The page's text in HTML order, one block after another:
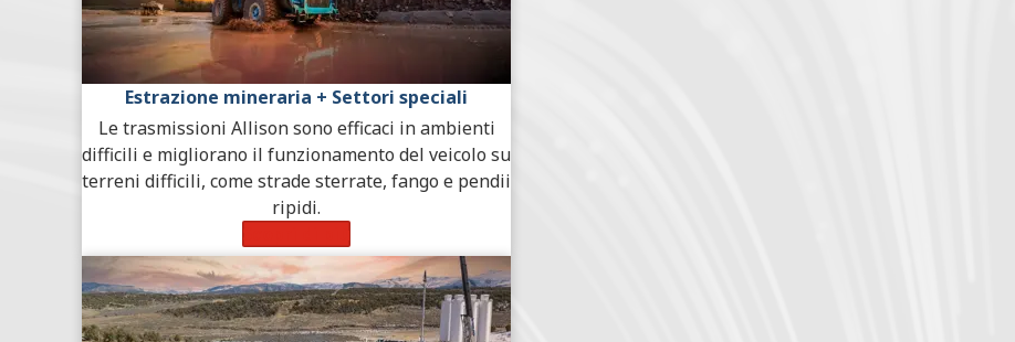
Estrazione mineraria + Settori speciali
Le trasmissioni Allison sono efficaci in ambienti
difficili e migliorano il funzionamento del veicolo su
terreni difficili, come strade sterrate, fango e pendii
ripidi.